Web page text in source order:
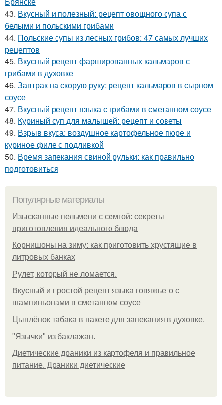
43. Вкусный и полезный: рецепт овощного супа с
белыми и польскими грибами
44. Польские супы из лесных грибов: 47 самых лучших
рецептов
45. Вкусный рецепт фаршированных кальмаров с
грибами в духовке
46. Завтрак на скорую руку: рецепт кальмаров в сырном
соусе
47. Вкусный рецепт языка с грибами в сметанном соусе
48. Куриный суп для малышей: рецепт и советы
49. Взрыв вкуса: воздушное картофельное пюре и
куриное филе с подливкой
50. Время запекания свиной рульки: как правильно
подготовиться
Популярные материалы
Изысканные пельмени с семгой: секреты
приготовления идеального блюда
Корнишоны на зиму: как приготовить хрустящие в
литровых банках
Рулет, который не ломается.
Вкусный и простой рецепт языка говяжьего с
шампиньонами в сметанном соусе
Цыплёнок табака в пакете для запекания в духовке.
"Язычки" из баклажан.
Диетические драники из картофеля и правильное
питание. Драники диетические